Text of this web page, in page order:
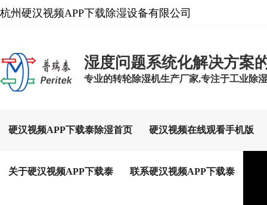
杭州硬汉视频APP下载除湿设备有限公司
湿度问题系统化解决方案
专业的转轮除湿机生产厂家,专注于工业除湿
硬汉视频APP下载泰除湿首页 硬汉视频在线观看手机版
关于硬汉视频APP下载泰 联系硬汉视频APP下载泰